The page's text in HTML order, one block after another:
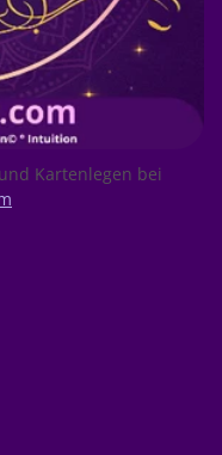
Kartenlegen bei